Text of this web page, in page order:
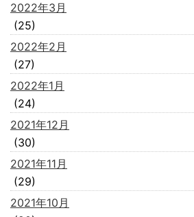
2022年3月
(25)
2022年2月
(27)
2022年1月
(24)
2021年12月
(30)
2021年11月
(29)
2021年10月